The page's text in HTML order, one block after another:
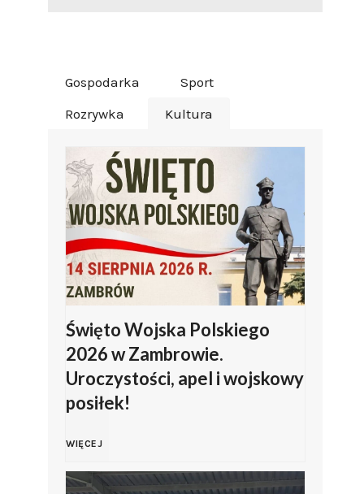
Gospodarka
Sport
Rozrywka
Kultura
Święto Wojska Polskiego
2026 w Zambrowie.
Uroczystości, apel i wojskowy
posiłek!
WIĘCEJŚ
w